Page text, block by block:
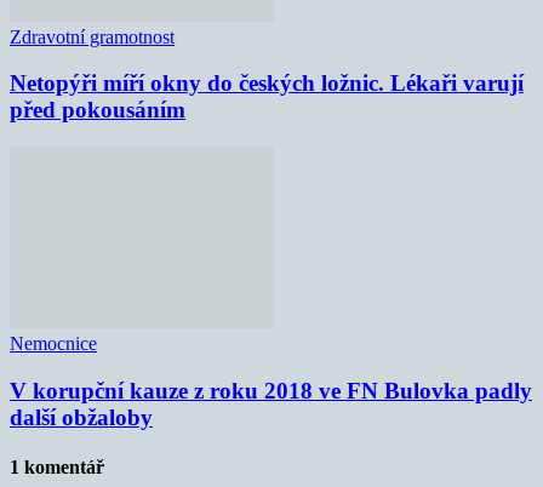
Zdravotní gramotnost
Netopýři míří okny do českých ložnic. Lékaři varují
před pokousáním
Nemocnice
V korupční kauze z roku 2018 ve FN Bulovka padly
další obžaloby
1 komentář